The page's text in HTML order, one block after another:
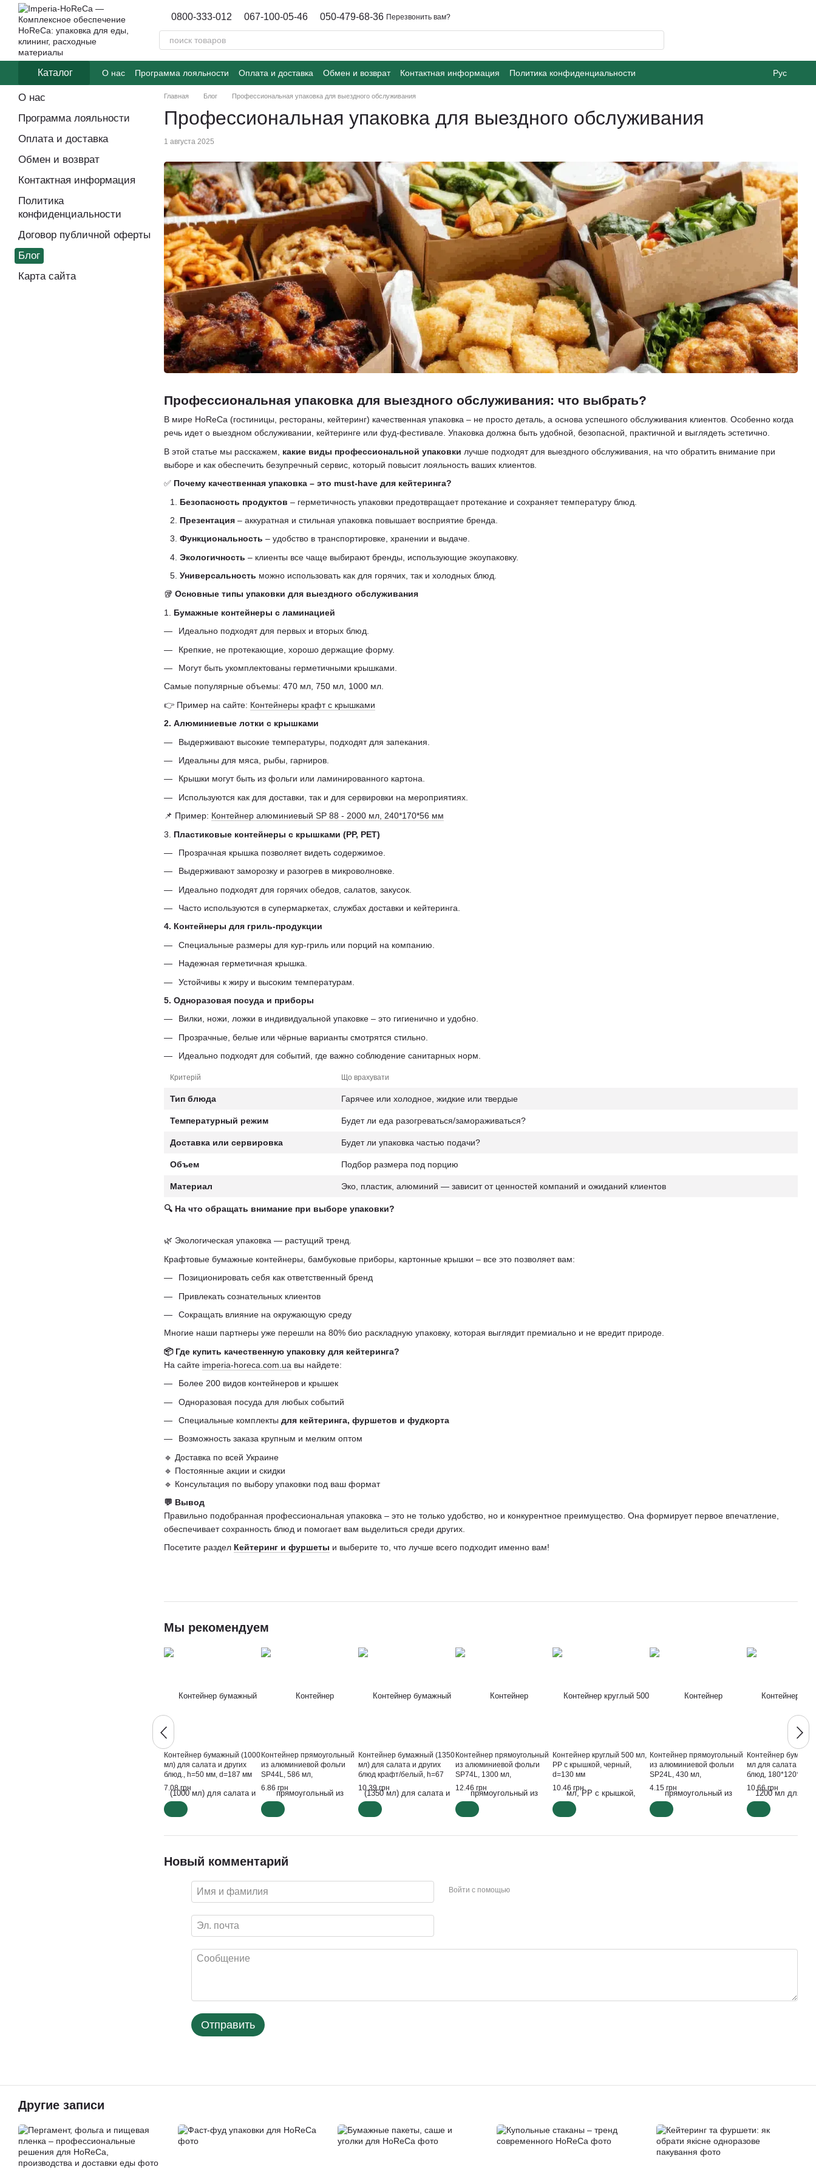
Перейти к основному контенту
0800-333-012 067-100-05-46 050-479-68-36 Перезвонить вам?
Каталог О нас Программа лояльности Оплата и доставка Обмен и возврат Контактная информация
Политика конфиденциальности
Договор публичной оферты
Блог
Рус
Главная Блог Профессиональная упаковка для выездного обслуживания
Профессиональная упаковка для выездного обслуживания
1 августа 2025
Профессиональная упаковка для выездного обслуживания: что выбрать?
В мире HoReCa (гостиницы, рестораны, кейтеринг) качественная упаковка – не просто деталь, а основа успешного обслуживания клиентов. Особенно когда
речь идет о выездном обслуживании, кейтеринге или фуд-фестивале. Упаковка должна быть удобной, безопасной, практичной и выглядеть эстетично.
В этой статье мы расскажем, какие виды профессиональной упаковки лучше подходят для выездного обслуживания, на что обратить внимание при
выборе и как обеспечить безупречный сервис, который повысит лояльность ваших клиентов.
✅ Почему качественная упаковка – это must-have для кейтеринга?
Безопасность продуктов – герметичность упаковки предотвращает протекание и сохраняет температуру блюд.
Презентация – аккуратная и стильная упаковка повышает восприятие бренда.
Функциональность – удобство в транспортировке, хранении и выдаче.
Экологичность – клиенты все чаще выбирают бренды, использующие экоупаковку.
Универсальность можно использовать как для горячих, так и холодных блюд.
🥡 Основные типы упаковки для выездного обслуживания
1.
Бумажные контейнеры с ламинацией
Идеально подходят для первых и вторых блюд.
Крепкие, не протекающие, хорошо держащие форму.
Могут быть укомплектованы герметичными крышками.
Самые популярные объемы: 470 мл, 750 мл, 1000 мл.
👉 Пример на сайте: Контейнеры крафт с крышками
2. Алюминиевые лотки с крышками
Выдерживают высокие температуры, подходят для запекания.
Идеальны для мяса, рыбы, гарниров.
Крышки могут быть из фольги или ламинированного картона.
Используются как для доставки, так и для сервировки на мероприятиях.
📌 Пример: Контейнер алюминиевый SP 88 - 2000 мл, 240*170*56 мм
3. Пластиковые контейнеры с крышками (РР, PET)
Прозрачная крышка позволяет видеть содержимое.
Выдерживают заморозку и разогрев в микроволновке.
Идеально подходят для горячих обедов, салатов, закусок.
Часто используются в супермаркетах, службах доставки и кейтеринга.
4. Контейнеры для гриль-продукции
Специальные размеры для кур-гриль или порций на компанию.
Надежная герметичная крышка.
Устойчивы к жиру и высоким температурам.
5. Одноразовая посуда и приборы
Вилки, ножи, ложки в индивидуальной упаковке – это гигиенично и удобно.
Прозрачные, белые или чёрные варианты смотрятся стильно.
Идеально подходят для событий, где важно соблюдение санитарных норм.
Критерій Що врахувати
Тип блюда Гарячее или холодное, жидкие или твердые
Температурный режим Будет ли еда разогреваться/замораживаться?
Доставка или сервировка Будет ли упаковка частью подачи?
Объем Подбор размера под порцию
Материал Эко, пластик, алюминий — зависит от ценностей компаний и ожиданий клиентов
🔍 На что обращать внимание при выборе упаковки?
🌿 Экологическая упаковка — растущий тренд.
Крафтовые бумажные контейнеры, бамбуковые приборы, картонные крышки – все это позволяет вам:
Позиционировать себя как ответственный бренд
Привлекать сознательных клиентов
Сокращать влияние на окружающую среду
Многие наши партнеры уже перешли на 80% био раскладную упаковку, которая выглядит премиально и не вредит природе.
📦 Где купить качественную упаковку для кейтеринга?
На сайте imperia-horeca.com.ua вы найдете:
Более 200 видов контейнеров и крышек
Одноразовая посуда для любых событий
Специальные комплекты для кейтеринга, фуршетов и фудкорта
Возможность заказа крупным и мелким оптом
🔹 Доставка по всей Украине
🔹 Постоянные акции и скидки
🔹 Консультация по выбору упаковки под ваш формат
💬 Вывод
Правильно подобранная профессиональная упаковка – это не только удобство, но и конкурентное преимущество. Она формирует первое впечатление,
обеспечивает сохранность блюд и помогает вам выделиться среди других.
Посетите раздел Кейтеринг и фуршеты и выберите то, что лучше всего подходит именно вам!
Мы рекомендуем
Контейнер бумажный (1000
мл) для салата и других
блюд., h=50 мм, d=187 мм
7.08 грн
Контейнер прямоугольный
из алюминиевой фольги
SP44L, 586 мл,
145*120*57мм
6.86 грн
Контейнер бумажный (1350
мл) для салата и других
блюд крафт/белый, h=67
мм, d=187 мм
10.39 грн
Контейнер прямоугольный
из алюминиевой фольги
SP74L, 1300 мл,
218*153*55 мм, (100 шт/уп)
12.46 грн
Контейнер круглый 500 мл,
РР с крышкой, черный,
d=130 мм
10.46 грн
Контейнер прямоугольный
из алюминиевой фольги
SP24L, 430 мл,
144*119*40мм
4.15 грн
Контейнер
мл для салата и
блюд, 180*120*50
прямоугольный
10.66 грн
Новый комментарий
Войти с помощью
Отправить
О нас
Программа лояльности
Оплата и доставка
Обмен и возврат
Контактная информация
Политика
конфиденциальности
Договор публичной оферты
Блог
Карта сайта
Другие записи